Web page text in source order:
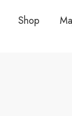
Shop